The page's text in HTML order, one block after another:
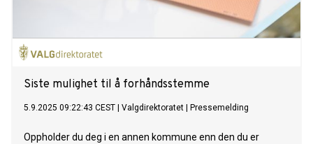
Siste mulighet til å forhåndsstemme
5.9.2025 09:22:43 CEST Valgdirektoratet Pressemelding
Oppholder du deg i en annen kommune enn den du er